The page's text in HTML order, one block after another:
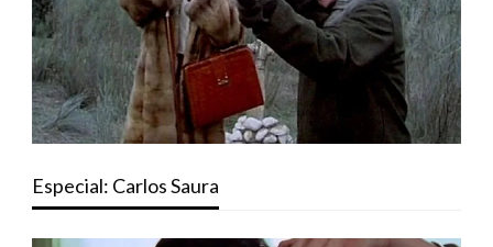
Especial: Carlos Saura